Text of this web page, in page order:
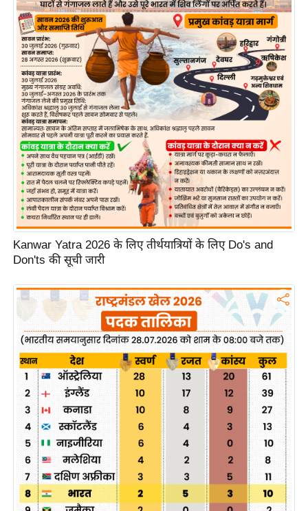
ल्म
स
मी
क्षा
B
e
a
k
n
g
N
e
w
s
ला
इ
फ
स्टा
इ
ल
टे
क्नॉ
लॉ
जी
ब्यू
टी
Kanwar Yatra 2026 के लिए तीर्थयात्रियों के लिए Do's and
Don'ts की सूची जारी